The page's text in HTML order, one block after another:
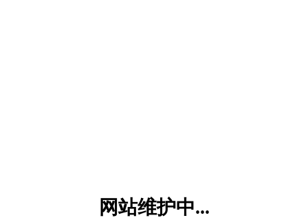
网站维护中...